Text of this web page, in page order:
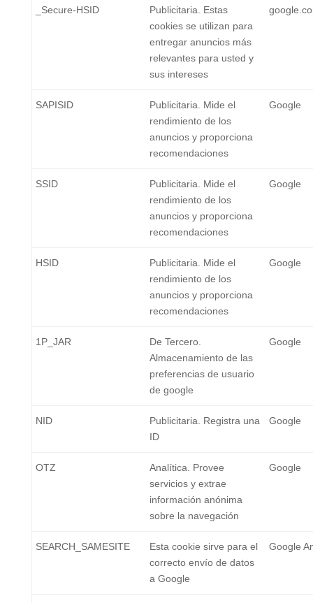
_Secure-HSID
Publicitaria. Estas
cookies se utilizan para
entregar anuncios más
relevantes para usted y
sus intereses
SAPISID
Publicitaria. Mide el
rendimiento de los
anuncios y proporciona
recomendaciones
Google
SSID
Publicitaria. Mide el
rendimiento de los
anuncios y proporciona
recomendaciones
Google
HSID
Publicitaria. Mide el
rendimiento de los
anuncios y proporciona
recomendaciones
Google
1P_JAR
De Tercero.
Almacenamiento de las
preferencias de usuario
de google
Google
NID
Publicitaria. Registra una
ID
Google
OTZ
Analítica. Provee
servicios y extrae
información anónima
sobre la navegación
Google
SEARCH_SAMESITE
Esta cookie sirve para el
correcto envío de datos
a Google
Google